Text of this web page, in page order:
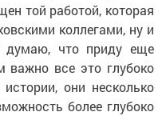
той работой, которая
коллегами, ну и
думаю, что приду еще
все это глубоко
они несколько
более глубоко